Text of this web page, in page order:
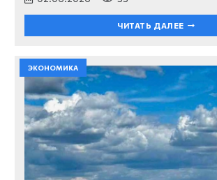
ЧИТАТЬ ДАЛЕЕ
ЭКОНОМИКА